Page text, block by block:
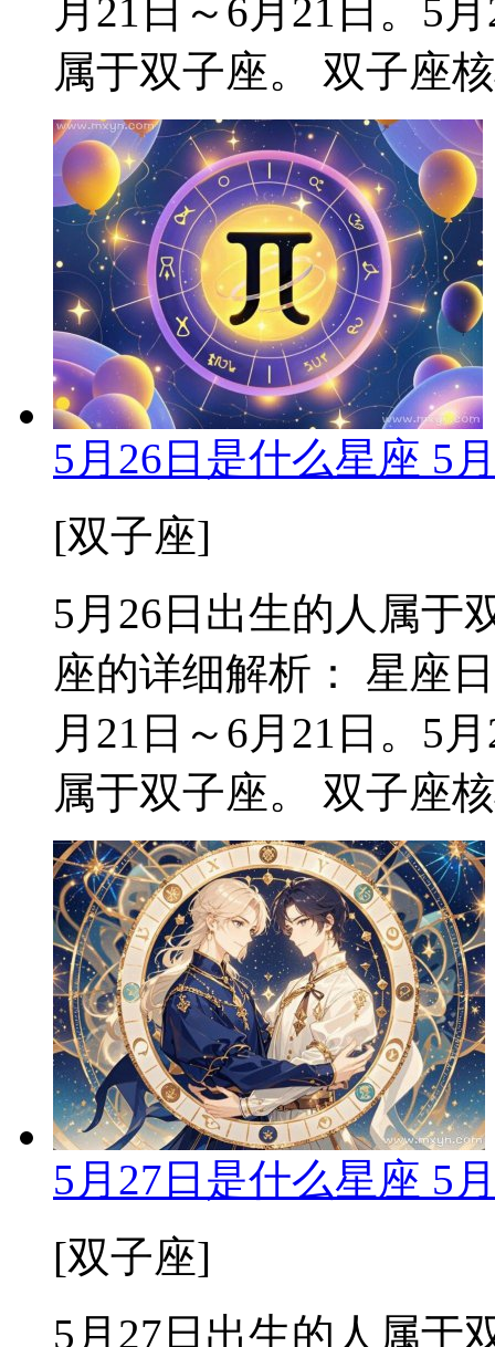
月21日～6月21日。5
属于双子座。 双子座
5月26日是什么星座 5
[双子座]
5月26日出生的人属于
座的详细解析： 星座
月21日～6月21日。5
属于双子座。 双子座
5月27日是什么星座 5
[双子座]
5月27日出生的人属于